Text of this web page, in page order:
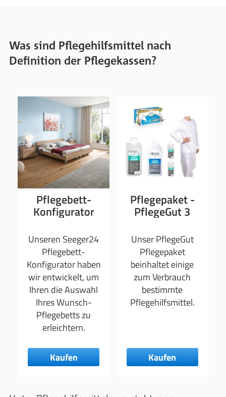
Was sind Pflegehilfsmittel nach
Definition der Pflegekassen?
Pflegebett-
Konfigurator
Unseren Seeger24
Pflegebett-
Konfigurator haben
wir entwickelt, um
Ihren die Auswahl
Ihres Wunsch-
Pflegebetts zu
erleichtern.
Kaufen
Pflegepaket -
PflegeGut 3
Unser PflegeGut
Pflegepaket
beinhaltet einige
zum Verbrauch
bestimmte
Pflegehilfsmittel.
Kaufen